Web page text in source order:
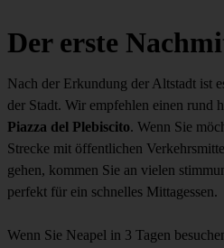
Der erste
Nach der Erkundung der Altstadt ist
der Stadt. Wir empfehlen einen rund
Piazza del Plebiscito. Wenn Sie
Strecke mit öffentlichen
gehen, kommen Sie an vielen
perfekt für ein schnelles Mittagessen.
Wenn Sie Neapel in 3 Tagen